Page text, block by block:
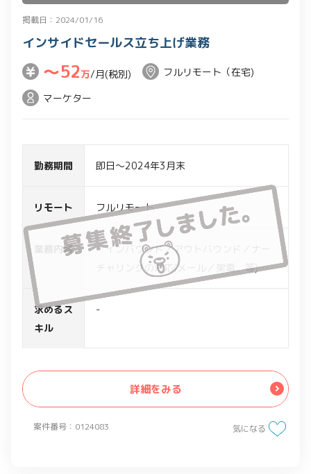
掲載日：2024/01/16
案件番号：0124083
インサイドセールス立ち上げ業務
〜52万/月(税別)
フルリモート（在宅)
マーケター
勤務期間 即日～2024年3月末
リモート フルリモート
業務内容
・インバウンド／アウトバウンド／ナー
チャリングの対応(メール／架電、等)
・サービス説明およびニーズヒアリング
求めるス
キル
-
詳細をみる
気になる